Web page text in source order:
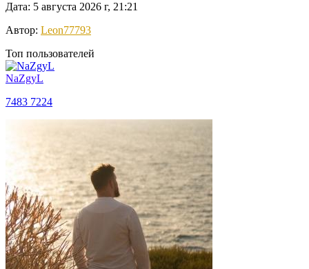
Дата: 5 августа 2026 г, 21:21
Автор: Leon77793
Топ пользователей
NaZgyL
7483 7224